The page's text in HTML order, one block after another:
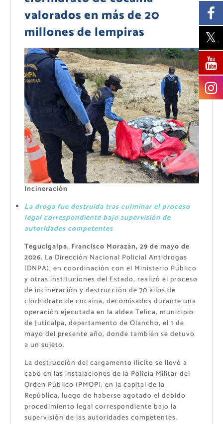
valorados en más de 20
millones de lempiras
Incineración
La droga fue destruida tras culminar el proceso
legal correspondiente bajo supervisión de
autoridades competentes
Tegucigalpa, Francisco Morazán, 29 de mayo de
2026. La Dirección Nacional Policial Antidrogas
(DNPA), en coordinación con el Ministerio Público
y otras instituciones del Estado, realizó el proceso
de incineración y destrucción de 70 kilos de
clorhidrato de cocaína, decomisados durante una
operación ejecutada en la aldea Telica, municipio
de Juticalpa, departamento de Olancho, el 1 de
mayo del presente año, donde también se detuvo
a un sujeto.
La destrucción del cargamento ilícito se llevó a
cabo en las instalaciones de la Policía Militar del
Orden Público (PMOP), en la capital de la
República, luego de haberse agotado el debido
procedimiento legal correspondiente bajo la
supervisión de las autoridades competentes.